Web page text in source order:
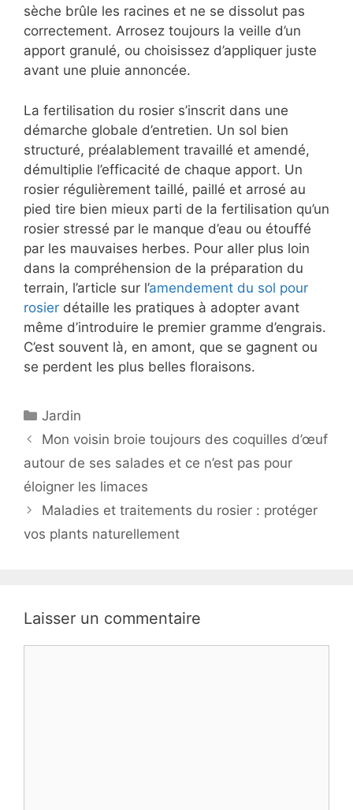
sèche brûle les racines et ne se dissolut pas
correctement. Arrosez toujours la veille d’un
apport granulé, ou choisissez d’appliquer juste
avant une pluie annoncée.
La fertilisation du rosier s’inscrit dans une
démarche globale d’entretien. Un sol bien
structuré, préalablement travaillé et amendé,
démultiplie l’efficacité de chaque apport. Un
rosier régulièrement taillé, paillé et arrosé au
pied tire bien mieux parti de la fertilisation qu’un
rosier stressé par le manque d’eau ou étouffé
par les mauvaises herbes. Pour aller plus loin
dans la compréhension de la préparation du
terrain, l’article sur l’amendement du sol pour
rosier détaille les pratiques à adopter avant
même d’introduire le premier gramme d’engrais.
C’est souvent là, en amont, que se gagnent ou
se perdent les plus belles floraisons.
Catégories
Jardin
Mon voisin broie toujours des coquilles d’œuf
autour de ses salades et ce n’est pas pour
éloigner les limaces
Maladies et traitements du rosier : protéger
vos plants naturellement
Laisser un commentaire